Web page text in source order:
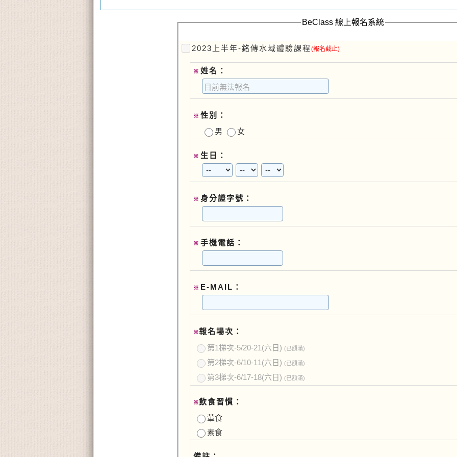
BeClass 線上報名系統
2023上半年-銘傳水域體驗課程 (報名截止)
※ 姓名：
※ 性別：
男
女
※ 生日：
※ 身分證字號：
※ 手機電話：
※ E-MAIL：
※報名場次：
第1梯次-5/20-21(六日) (已額滿)
第2梯次-6/10-11(六日) (已額滿)
第3梯次-6/17-18(六日) (已額滿)
※飲食習慣：
葷食
素食